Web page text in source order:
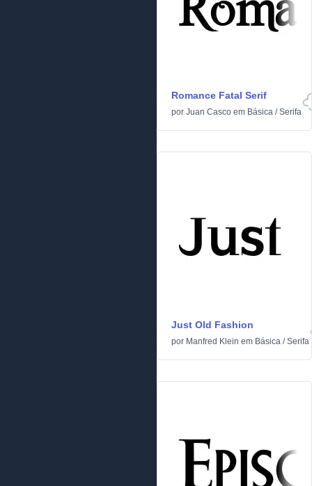
Romance Fatal Serif
por Juan Casco em Básica /Serifa
Just Old Fashion
por Manfred Klein em Básica /Serifa